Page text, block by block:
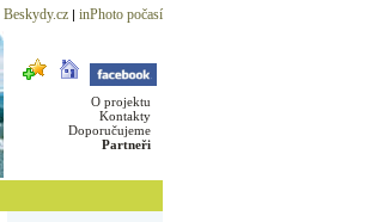
Beskydy.cz| inPhoto počasí
O projektu
Kontakty
Doporučujeme
Partneři